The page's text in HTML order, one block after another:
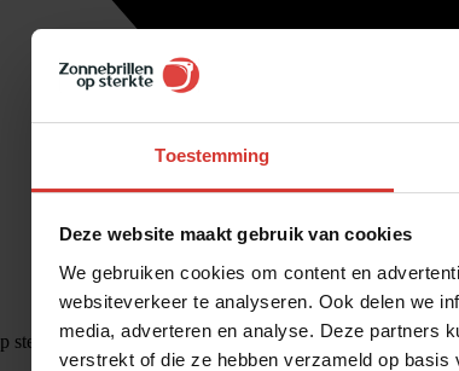
Toestemming
Deze website maakt gebruik van cookies
We gebruiken cookies om content en
websiteverkeer te analyseren. Ook delen we
media, adverteren en analyse. Deze partners
verstrekt of die ze hebben verzameld op
sterkte